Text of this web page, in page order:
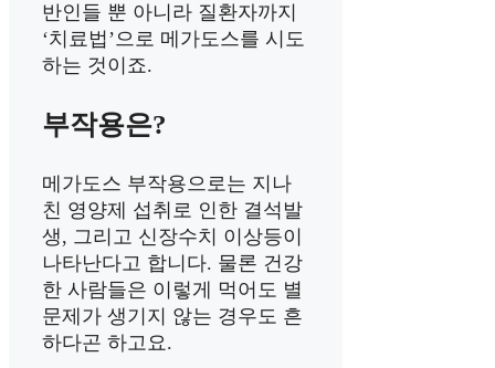
반인들 뿐 아니라 질환자까지
‘치료법’으로 메가도스를 시도
하는 것이죠.
부작용은?
메가도스 부작용으로는 지나
친 영양제 섭취로 인한 결석발
생, 그리고 신장수치 이상등이
나타난다고 합니다. 물론 건강
한 사람들은 이렇게 먹어도 별
문제가 생기지 않는 경우도 흔
하다곤 하고요.